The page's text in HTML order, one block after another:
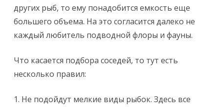
других рыб, то ему понадобится емкость еще
большего объема. На это согласится далеко не
каждый любитель подводной флоры и фауны.
Что касается подбора соседей, то тут есть
несколько правил:
1. Не подойдут мелкие виды рыбок. Здесь все